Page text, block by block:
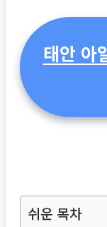
태안 아
쉬운 목차